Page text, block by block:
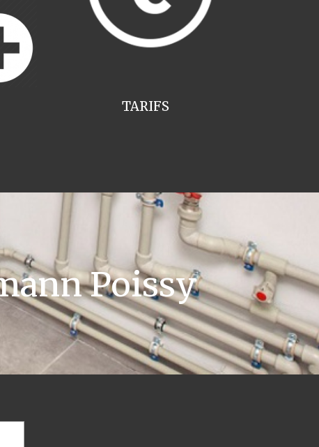
TARIFS
Poissy